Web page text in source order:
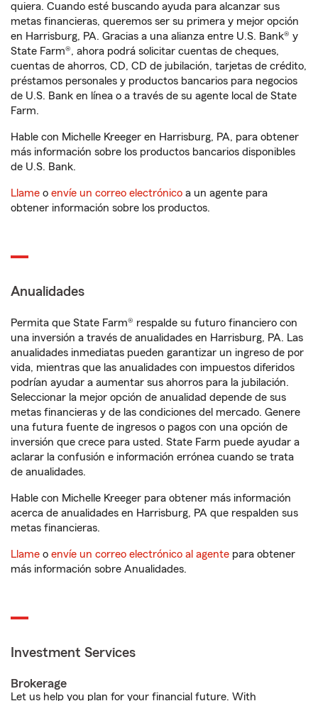
quiera. Cuando esté buscando ayuda para alcanzar sus
metas financieras, queremos ser su primera y mejor opción
en Harrisburg, PA. Gracias a una alianza entre U.S. Bank® y
State Farm®, ahora podrá solicitar cuentas de cheques,
cuentas de ahorros, CD, CD de jubilación, tarjetas de crédito,
préstamos personales y productos bancarios para negocios
de U.S. Bank en línea o a través de su agente local de State
Farm.
Hable con Michelle Kreeger en Harrisburg, PA, para obtener
más información sobre los productos bancarios disponibles
de U.S. Bank.
Llame o envíe un correo electrónico a un agente para
obtener información sobre los productos.
Anualidades
Permita que State Farm® respalde su futuro financiero con
una inversión a través de anualidades en Harrisburg, PA. Las
anualidades inmediatas pueden garantizar un ingreso de por
vida, mientras que las anualidades con impuestos diferidos
podrían ayudar a aumentar sus ahorros para la jubilación.
Seleccionar la mejor opción de anualidad depende de sus
metas financieras y de las condiciones del mercado. Genere
una futura fuente de ingresos o pagos con una opción de
inversión que crece para usted. State Farm puede ayudar a
aclarar la confusión e información errónea cuando se trata
de anualidades.
Hable con Michelle Kreeger para obtener más información
acerca de anualidades en Harrisburg, PA que respalden sus
metas financieras.
Llame o envíe un correo electrónico al agente para obtener
más información sobre Anualidades.
Investment Services
Brokerage
Let us help you plan for your financial future. With